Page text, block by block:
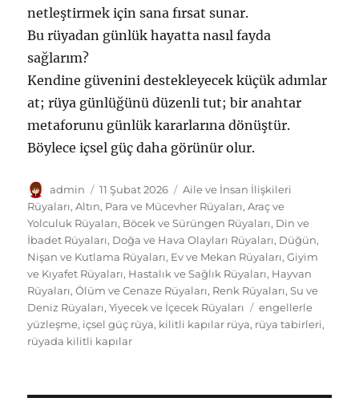
netleştirmek için sana fırsat sunar.
Bu rüyadan günlük hayatta nasıl fayda
sağlarım?
Kendine güvenini destekleyecek küçük adımlar
at; rüya günlüğünü düzenli tut; bir anahtar
metaforunu günlük kararlarına dönüştür.
Böylece içsel güç daha görünür olur.
Yazar
admin
Yayın
tarihi
11 Şubat 2026 Kategoriler
Aile ve İnsan İlişkileri
Rüyaları,Altın, Para ve Mücevher Rüyaları,Araç ve
Yolculuk Rüyaları, Böcek ve Sürüngen Rüyaları, Din ve
İbadet Rüyaları, Doğa ve Hava Olayları Rüyaları, Düğün,
Nişan ve Kutlama Rüyaları, Ev ve Mekan Rüyaları,Giyim
ve Kıyafet Rüyaları, Hastalık ve Sağlık Rüyaları, Hayvan
Rüyaları,Ölüm ve Cenaze Rüyaları, Renk Rüyaları,Su ve
Deniz Rüyaları,Yiyecek ve İçecek Rüyaları Etiketler
engellerle
yüzleşme, içsel güç rüya, kilitli kapılar rüya, rüya tabirleri,
rüyada kilitli kapılar